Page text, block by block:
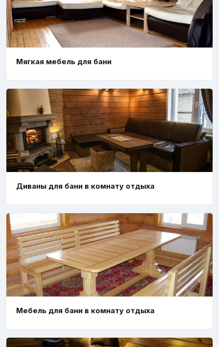
Мягкая мебель для бани
Диваны для бани в комнату отдыха
Мебель для бани в комнату отдыха